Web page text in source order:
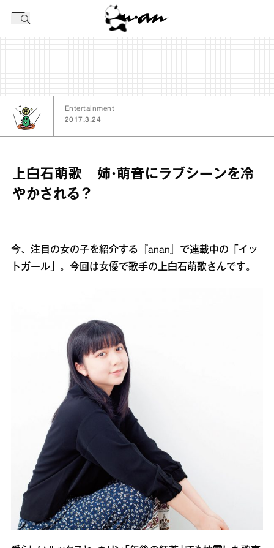
Entertainment
2017.3.24
上白石萌歌 姉・萌音にラブシーンを冷
やかされる？
今、注目の女の子を紹介する『anan』で連載中の「イッ
トガール」。今回は女優で歌手の上白石萌歌さんです。